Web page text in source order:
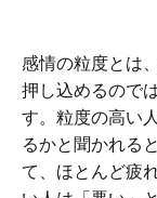
感情の粒度とは
押し込めるので
す。粒度の高い
るかと聞かれる
て、ほとんど疲